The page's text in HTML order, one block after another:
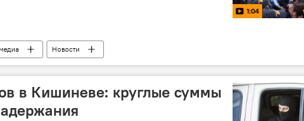
1:04
Новости
в Кишиневе: круглые суммы